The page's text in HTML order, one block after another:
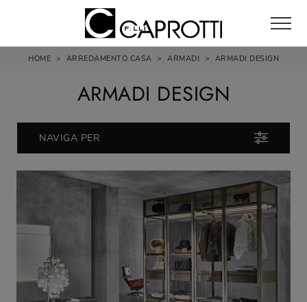
HOME > ARREDAMENTO CASA > ARMADI > ARMADI DESIGN
ARMADI DESIGN
NAVIGA PER